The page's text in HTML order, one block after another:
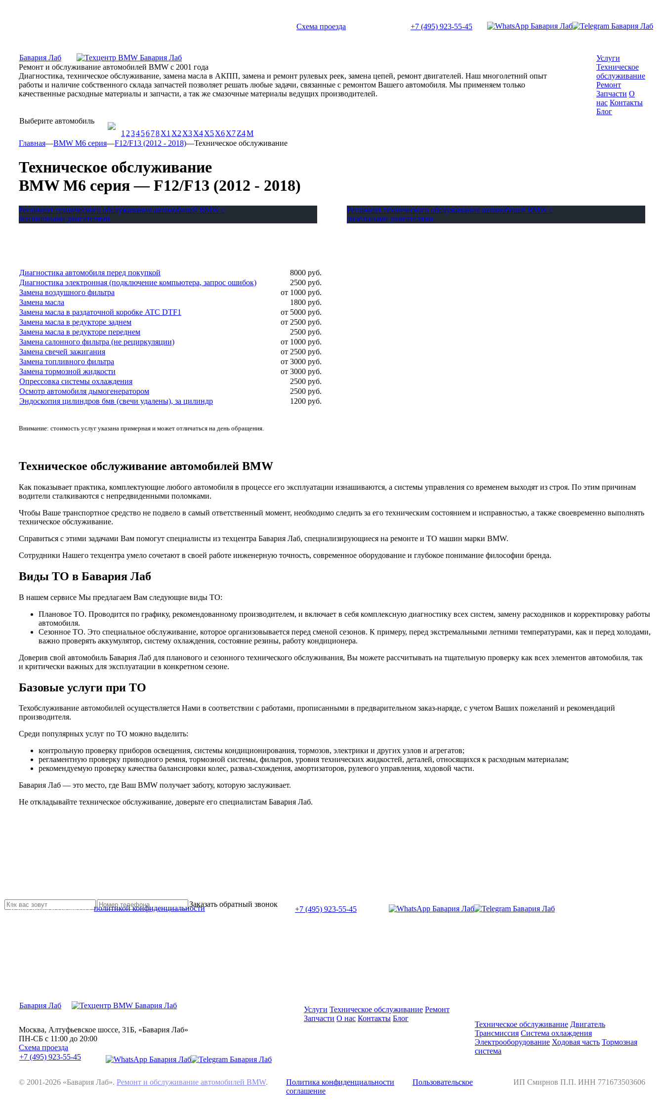
Схема проезда +7 (495) 923-55-45
Бавария Лаб
Ремонт и обслуживание автомобилей BMW с 2001 года
Диагностика, техническое обслуживание, замена масла в АКПП, замена и ремонт рулевых реек, замена цепей, ремонт двигателей. Наш многолетний опыт
работы и наличие собственного склада запчастей позволяет решать любые задачи, связанные с ремонтом Вашего автомобиля. Мы применяем только
качественные расходные материалы и запчасти, а так же смазочные материалы ведущих производителей.
Услуги
Техническое
обслуживание
Ремонт
Запчасти О
нас Контакты
Блог
Выберите автомобиль
1 2345678X1 X2 X3X4X5X6X7Z4М
Главная—BMW M6 серия—F12/F13 (2012 - 2018)—Техническое обслуживание
Техническое обслуживание
BMW M6 серия — F12/F13 (2012 - 2018)
Регламент технического обслуживания автомобилей BMW с
бензиновыми двигателями
Регламент технического обслуживания автомобилей BMW с
дизельными двигателями
Диагностика автомобиля перед покупкой
8000 руб.
Диагностика электронная (подключение компьютера, запрос ошибок)
2500 руб.
Замена воздушного фильтра
от 1000 руб.
Замена масла
1800 руб.
Замена масла в раздаточной коробке ATC DTF1
от 5000 руб.
Замена масла в редукторе заднем
от 2500 руб.
Замена масла в редукторе переднем
2500 руб.
Замена салонного фильтра (не рециркуляции)
от 1000 руб.
Замена свечей зажигания
от 2500 руб.
Замена топливного фильтра
от 3000 руб.
Замена тормозной жидкости
от 3000 руб.
Опрессовка системы охлаждения
2500 руб.
Осмотр автомобиля дымогенератором
2500 руб.
Эндоскопия цилиндров бмв (свечи удалены), за цилиндр
1200 руб.
Внимание: стоимость услуг указана примерная и может отличаться на день обращения.
Техническое обслуживание автомобилей BMW
Как показывает практика, комплектующие любого автомобиля в процессе его эксплуатации изнашиваются, а системы управления со временем выходят из строя. По этим причинам
водители сталкиваются с непредвиденными поломками.
Чтобы Ваше транспортное средство не подвело в самый ответственный момент, необходимо следить за его техническим состоянием и исправностью, а также своевременно выполнять
техническое обслуживание.
Справиться с этими задачами Вам помогут специалисты из техцентра Бавария Лаб, специализирующиеся на ремонте и ТО машин марки BMW.
Сотрудники Нашего техцентра умело сочетают в своей работе инженерную точность, современное оборудование и глубокое понимание философии бренда.
Виды ТО в Бавария Лаб
В нашем сервисе Мы предлагаем Вам следующие виды ТО:
Плановое ТО. Проводится по графику, рекомендованному производителем, и включает в себя комплексную диагностику всех систем, замену расходников и корректировку работы
автомобиля.
Сезонное ТО. Это специальное обслуживание, которое организовывается перед сменой сезонов. К примеру, перед экстремальными летними температурами, как и перед холодами,
важно проверять аккумулятор, систему охлаждения, состояние резины, работу кондиционера.
Доверив свой автомобиль Бавария Лаб для планового и сезонного технического обслуживания, Вы можете рассчитывать на тщательную проверку как всех элементов автомобиля, так
и критически важных для эксплуатации в конкретном сезоне.
Базовые услуги при ТО
Техобслуживание автомобилей осуществляется Нами в соответствии с работами, прописанными в предварительном заказ-наряде, с учетом Ваших пожеланий и рекомендаций
производителя.
Среди популярных услуг по ТО можно выделить:
контрольную проверку приборов освещения, системы кондиционирования, тормозов, электрики и других узлов и агрегатов;
регламентную проверку приводного ремня, тормозной системы, фильтров, уровня технических жидкостей, деталей, относящихся к расходным материалам;
рекомендуемую проверку качества балансировки колес, развал-схождения, амортизаторов, рулевого управления, ходовой части.
Бавария Лаб — это место, где Ваш BMW получает заботу, которую заслуживает.
Не откладывайте техническое обслуживание, доверьте его специалистам Бавария Лаб.
Заказать обратный звонок
Я прочитал и согласен сполитикой конфиденциальности
+7 (495) 923-55-45
Бавария Лаб
Москва, Алтуфьевское шоссе, 31Б, «Бавария Лаб»
ПН-СБ с 11:00 до 20:00
Схема проезда
+7 (495) 923-55-45
Услуги Техническое обслуживание Ремонт
Запчасти О нас Контакты Блог
Техническое обслуживание Двигатель
Трансмиссия Система охлаждения
Электрооборудование Ходовая часть Тормозная
система
© 2001-2026 «Бавария Лаб». Ремонт и обслуживание автомобилей BMW. Политика конфиденциальности
Пользовательское
соглашение
ИП Смирнов П.П. ИНН 771673503606